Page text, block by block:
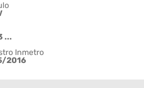
...
Inmetro
2016